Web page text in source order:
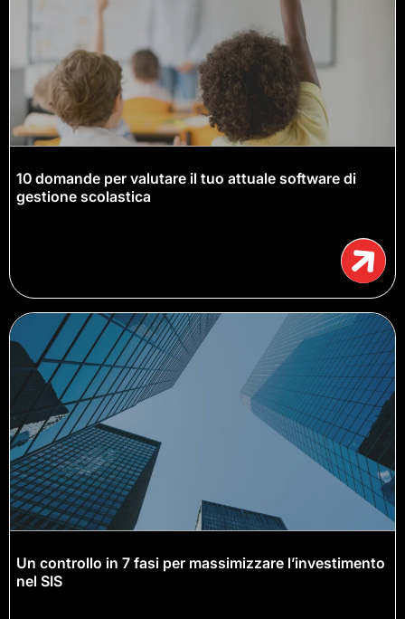
10 domande per valutare il tuo attuale software di
gestione scolastica
Un controllo in 7 fasi per massimizzare l’investimento
nel SIS